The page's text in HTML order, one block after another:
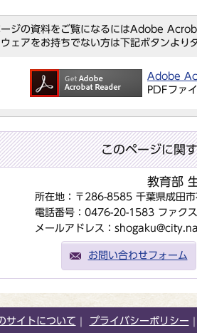
ージの資料をご覧になるにはAdobe
ェアをお持ちでない方は下記ボタンより
Adobe
PDFファ
このページに関
教育部
所在地：〒286-8585 千葉県成田
電話番号：0476-20-1583 ファク
メールアドレス：
お問い合わせフォーム
サイトについて プライバシーポリシー